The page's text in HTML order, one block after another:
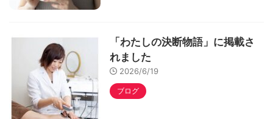
「わたしの決断物語」に掲載さ
れました
2026/6/19
ブログ